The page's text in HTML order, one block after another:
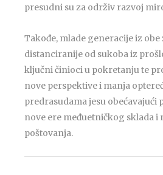
presudni su za održiv razvoj
Takođe, mlade generacije iz obe
distanciranije od sukoba iz
ključni činioci u pokretanju te
nove perspektive i manja
predrasudama jesu obećavajući
nove ere međuetničkog sklada i
poštovanja.